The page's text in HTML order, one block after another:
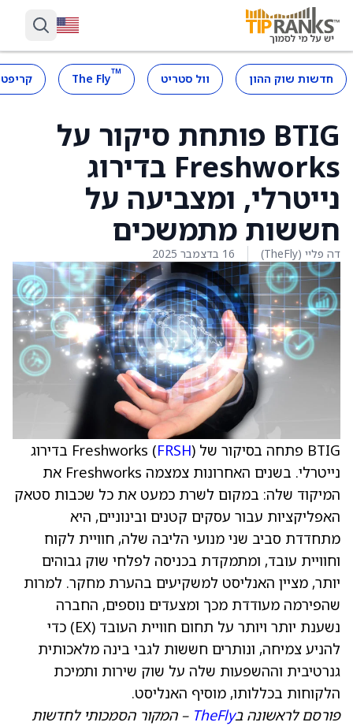
חדשות שוק ההון וול סטריט ™
The Fly
BTIG פותחת סיקור על
Freshworks בדירוג
נייטרלי, ומצביעה על
חששות מתמשכים
דה פליי (TheFly) 16 בדצמבר 2025
BTIG פתחה בסיקור של Freshworks ( FRSH
) בדירוג
נייטרלי. בשנים האחרונות צמצמה Freshworks את
המיקוד שלה: במקום לשרת כמעט את כל שכבות סטאק
האפליקציות עבור עסקים קטנים ובינוניים, היא
מתחדדת סביב שני מנועי הליבה שלה, חוויית לקוח
וחוויית עובד, ומתמקדת בכניסה לפלחי שוק גבוהים
יותר, מציין האנליסט למשקיעים בהערת מחקר. למרות
שהפירמה מעודדת מכך ומצעדים נוספים, החברה
נשענת יותר ויותר על תחום חוויית העובד (EX) כדי
להניע צמיחה, ונותרים חששות לגבי בינה מלאכותית
גנרטיבית וההשפעות שלה על שוק שירות ותמיכת
הלקוחות בכללותו, מוסיף האנליסט.
פורסם לראשונה בTheFly – המקור הסמכותי לחדשות